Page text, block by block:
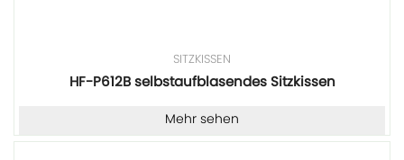
SITZKISSEN
HF-P612B selbstaufblasendes Sitzkissen
Mehr sehen